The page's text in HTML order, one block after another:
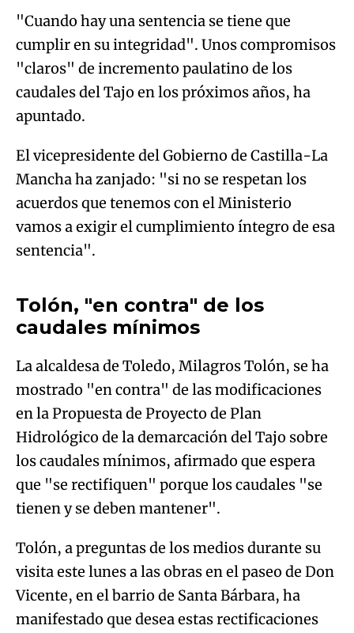
"Cuando hay una sentencia se tiene que
cumplir en su integridad". Unos compromisos
"claros" de incremento paulatino de los
caudales del Tajo en los próximos años, ha
apuntado.
El vicepresidente del Gobierno de Castilla-La
Mancha ha zanjado: "si no se respetan los
acuerdos que tenemos con el Ministerio
vamos a exigir el cumplimiento íntegro de esa
sentencia".
Try again
Tolón, "en contra" de los
caudales mínimos
La alcaldesa de Toledo, Milagros Tolón, se ha
mostrado "en contra" de las modificaciones
en la Propuesta de Proyecto de Plan
Hidrológico de la demarcación del Tajo sobre
los caudales mínimos, afirmado que espera
que "se rectifiquen" porque los caudales "se
tienen y se deben mantener".
Tolón, a preguntas de los medios durante su
visita este lunes a las obras en el paseo de Don
Vicente, en el barrio de Santa Bárbara, ha
manifestado que desea estas rectificaciones